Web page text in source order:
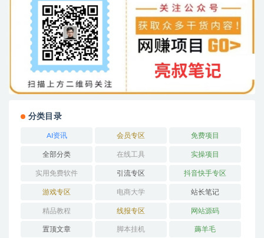
分类目录
AI资讯 会员专区 免费项目
全部分类 在线工具 实操项目
实用免费软件 引流专区 抖音快手专区
游戏专区 电商大学 站长笔记
精品教程 线报专区 网站源码
置顶文章 脚本挂机 薅羊毛